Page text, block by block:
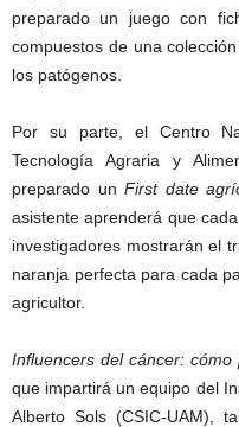
preparado un juego con
compuestos de una
los patógenos.
Por su parte, el Centro
Tecnología Agraria y
preparado unFirst date
asistente aprenderá que
investigadores mostrarán el
naranja perfecta para cada
agricultor.
Influencers del cáncer: cómo
que impartirá un equipo del
Alberto Sols (CSIC-UAM),